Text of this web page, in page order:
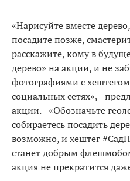
«Нарисуйте вместе
посадите позже,
расскажите, кому в
дерево» на акции, и не
фотографиями с
социальных сетях», -
акции. - «Обозначьте
собираетесь посадить
возможно, и хештег
станет добрым
акция не прекратится